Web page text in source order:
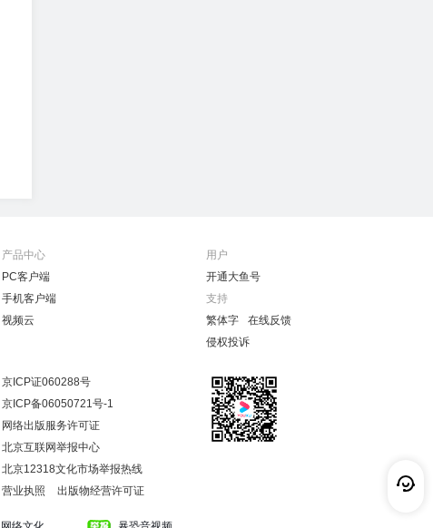
产品中心
PC客户端
手机客户端
视频云
用户
开通大鱼号
支持
繁体字
在线反馈
侵权投诉
京ICP证060288号
京ICP备06050721号-1
网络出版服务许可证
北京互联网举报中心
北京12318文化市场举报热线
营业执照
出版物经营许可证